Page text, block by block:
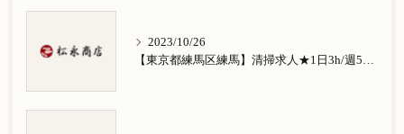
2023/10/26
【東京都練馬区練馬】清掃求人★1日3h/週5日/祝日お休み★南田中在住の方歓迎